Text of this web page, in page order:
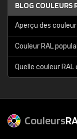
BLOG COULEURS
Aperçu des
Couleur RAL
Quelle couleur
Couleurs